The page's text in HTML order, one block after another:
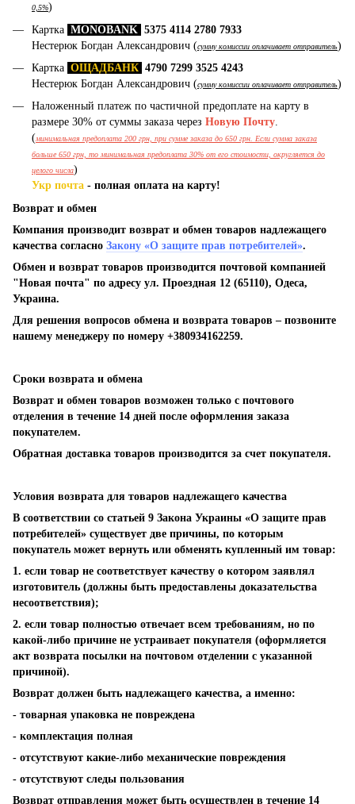
0,5%)
Картка MONOBANK 5375 4114 2780 7933
Нестерюк Богдан Александрович (сумму комиссии оплачивает отправитель)
Картка ОЩАДБАНК 4790 7299 3525 4243
Нестерюк Богдан Александрович (сумму комиссии оплачивает отправитель)
Наложенный платеж по частичной предоплате на карту в
размере 30% от суммы заказа через Новую Почту.
(минимальная предоплата 200 грн, при сумме заказа до 650 грн. Если сумма заказа
больше 650 грн, то минимальная предоплата 30% от его стоимости, округляется до
целого числа)
Укр почта - полная оплата на карту!
Возврат и обмен
Компания производит возврат и обмен товаров надлежащего
качества согласно Закону «О защите прав потребителей».
Обмен и возврат товаров производится почтовой компанией
"Новая почта" по адресу ул. Проездная 12 (65110), Одеса,
Украина.
Для решения вопросов обмена и возврата товаров – позвоните
нашему менеджеру по номеру +380934162259.
Сроки возврата и обмена
Возврат и обмен товаров возможен только с почтового
отделения в течение 14 дней после оформления заказа
покупателем.
Обратная доставка товаров производится за счет покупателя.
Условия возврата для товаров надлежащего качества
В соответствии со статьей 9 Закона Украины «О защите прав
потребителей» существует две причины, по которым
покупатель может вернуть или обменять купленный им товар:
1. если товар не соответствует качеству о котором заявлял
изготовитель (должны быть предоставлены доказательства
несоответствия);
2. если товар полностью отвечает всем требованиям, но по
какой-либо причине не устраивает покупателя (оформляется
акт возврата посылки на почтовом отделении с указанной
причиной).
Возврат должен быть надлежащего качества, а именно:
- товарная упаковка не повреждена
- комплектация полная
- отсутствуют какие-либо механические повреждения
- отсутствуют следы пользования
Возврат отправления может быть осуществлен в течение 14